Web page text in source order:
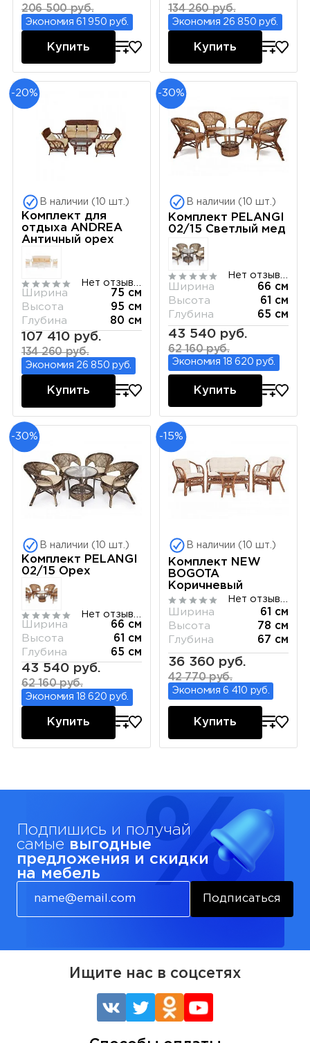
206 500 руб.
Экономия 61 950 руб.
Купить
134 260 руб.
Экономия 26 850 руб.
Купить
-20%
В наличии (10 шт.)
Комплект для
отдыха ANDREA
Античный орех
Ширина
75 см
Высота
95 см
Глубина
80 см
107 410 руб.
134 260 руб.
Экономия 26 850 руб.
Купить
-30%
В наличии (10 шт.)
Комплект PELANGI
02/15 Светлый мед
Нет отзывов
Ширина
66 см
Высота
61 см
Глубина
65 см
43 540 руб.
62 160 руб.
Экономия 18 620 руб.
Купить
-30%
В наличии (10 шт.)
Комплект PELANGI
02/15 Орех
Нет отзывов
Ширина
66 см
Высота
61 см
Глубина
65 см
43 540 руб.
62 160 руб.
Экономия 18 620 руб.
Купить
-15%
В наличии (10 шт.)
Комплект NEW
BOGOTA
Коричневый
Нет отзывов
Ширина
61 см
Высота
78 см
Глубина
67 см
36 360 руб.
42 770 руб.
Экономия 6 410 руб.
Купить
Подпишись и получай
самые выгодные
предложения и скидки
на мебель
Подписаться
Ищите нас в соцсетях